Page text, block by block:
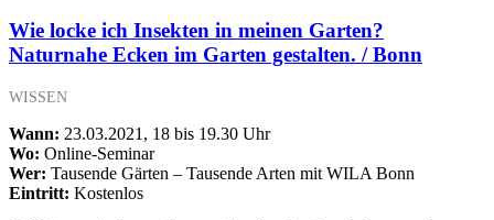
Wie locke ich Insekten in meinen Garten?
Naturnahe Ecken im Garten gestalten. / Bonn
WISSEN
Wann: 23.03.2021, 18 bis 19.30 Uhr
Wo: Online-Seminar
Wer: Tausende Gärten – Tausende Arten mit WILA Bonn
Eintritt: Kostenlos